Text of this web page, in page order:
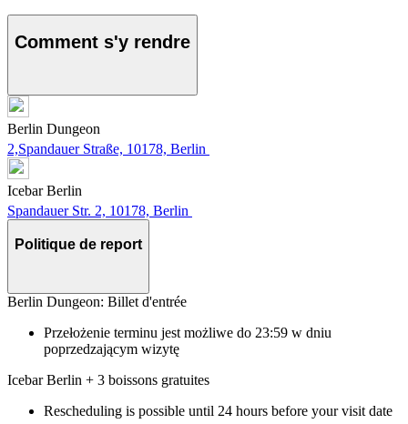
Comment s'y rendre
Berlin Dungeon
2,Spandauer Straße, 10178, Berlin
Icebar Berlin
Spandauer Str. 2, 10178, Berlin
Politique de report
Berlin Dungeon: Billet d'entrée
Przełożenie terminu jest możliwe do 23:59 w dniu
poprzedzającym wizytę
Icebar Berlin + 3 boissons gratuites
Rescheduling is possible until 24 hours before your visit date